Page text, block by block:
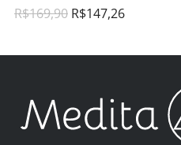
R$169,90 R$147,26